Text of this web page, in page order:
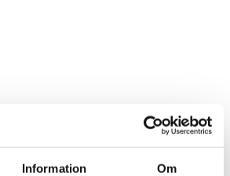
Information Om